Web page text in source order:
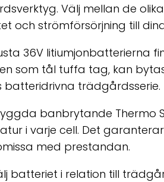
Välj mellan de
och strömförsörjning till
36V litiumjonbatterierna
som tål tuffa tag, kan
batteridrivna trädgårdsserie.
banbrytande Thermo
i varje cell. Det
med prestandan.
batteriet i relation till